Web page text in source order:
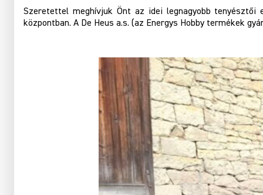
Szeretettel meghívjuk Önt az idei legnagyobb tenyésztői
központban. A De Heus a.s. (az Energys Hobby termékek